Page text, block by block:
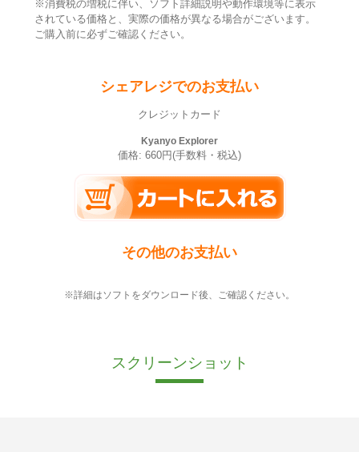
※消費税の増税に伴い、ソフト詳細説明や動作環境等に表示
されている価格と、実際の価格が異なる場合がございます。
ご購入前に必ずご確認ください。
シェアレジでのお支払い
クレジットカード
Kyanyo Explorer
価格: 660円(手数料・税込)
その他のお支払い
※詳細はソフトをダウンロード後、ご確認ください。
スクリーンショット